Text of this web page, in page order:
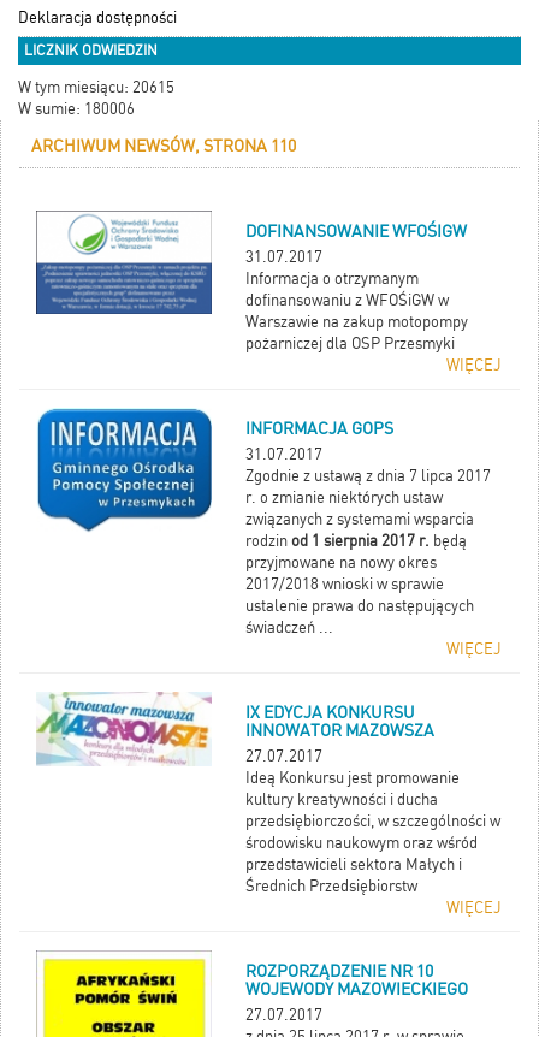
Deklaracja dostępności
LICZNIK ODWIEDZIN
W tym miesiącu: 20615
W sumie: 180006
ARCHIWUM NEWSÓW, STRONA 110
DOFINANSOWANIE WFOŚIGW
31.07.2017
Informacja o otrzymanym
dofinansowaniu z WFOŚiGW w
Warszawie na zakup motopompy
pożarniczej dla OSP Przesmyki
WIĘCEJ
INFORMACJA GOPS
31.07.2017
Zgodnie z ustawą z dnia 7 lipca 2017
r. o zmianie niektórych ustaw
związanych z systemami wsparcia
rodzinod 1 sierpnia 2017 r. będą
przyjmowane na nowy okres
2017/2018 wnioski w sprawie
ustalenie prawa do następujących
świadczeń ...
WIĘCEJ
IX EDYCJA KONKURSU
INNOWATOR MAZOWSZA
27.07.2017
Ideą Konkursu jest promowanie
kultury kreatywności i ducha
przedsiębiorczości, w szczególności w
środowisku naukowym oraz wśród
przedstawicieli sektora Małych i
Średnich Przedsiębiorstw
WIĘCEJ
ROZPORZĄDZENIE NR 10
WOJEWODY MAZOWIECKIEGO
27.07.2017